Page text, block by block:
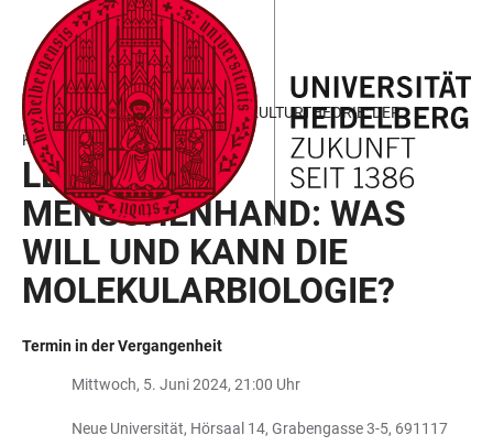
LINKS
ZUR
BARRIEREFREIHEIT
ZUM
HAUPTINHALT
HAUPTNAVIGATION
ÖFFNEN
WEBSEITENSUCHE
ÖFFNEN
HEIDELBERGER VORTRÄGE ZUR KULTURTHEORIE: DER
KÜNSTLICHE MENSCH
LEBEN AUS
MENSCHENHAND: WAS
WILL UND KANN DIE
MOLEKULARBIOLOGIE?
Termin in der Vergangenheit
Mittwoch, 5. Juni 2024, 21:00 Uhr
Neue Universität, Hörsaal 14, Grabengasse 3-5, 691117